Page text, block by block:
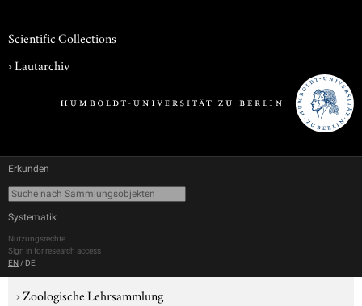
Scientific Collections
›Lautarchiv
Erkunden
Systematik
Nutzungsrechte
Sign in for research access
EN / DE
›Zoologische Lehrsammlung